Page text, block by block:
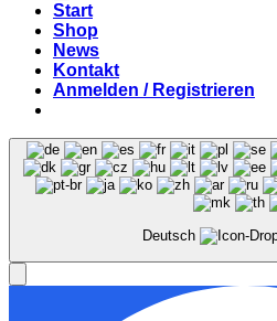
Start
Shop
News
Kontakt
Anmelden / Registrieren
Deutsch